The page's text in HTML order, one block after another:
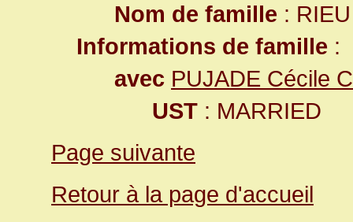
Nom de famille : RIEU
Informations de famille :
avec PUJADE Cécile
UST : MARRIED
Page suivante
Retour à la page d'accueil